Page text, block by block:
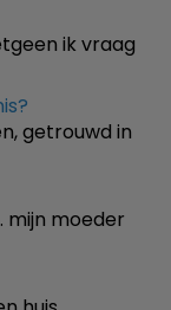
ik vraag
getrouwd in
mijn moeder